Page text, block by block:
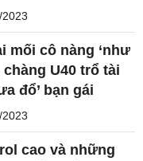
mối cô nàng ‘như
chàng U40 trổ tài
đổ’ bạn gái
cao và những